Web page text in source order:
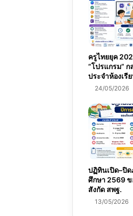
ครูไทยยุค
“โปรแกรม”
ประจำห้องเรี
24/05/2026
ปฏิทินเปิด–ปิด
ศึกษา 2569 ข
สังกัด สพฐ.
13/05/2026